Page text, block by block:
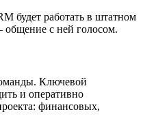
будет работать в штатном
общение с ней голосом.
Ключевой
и оперативно
финансовых,